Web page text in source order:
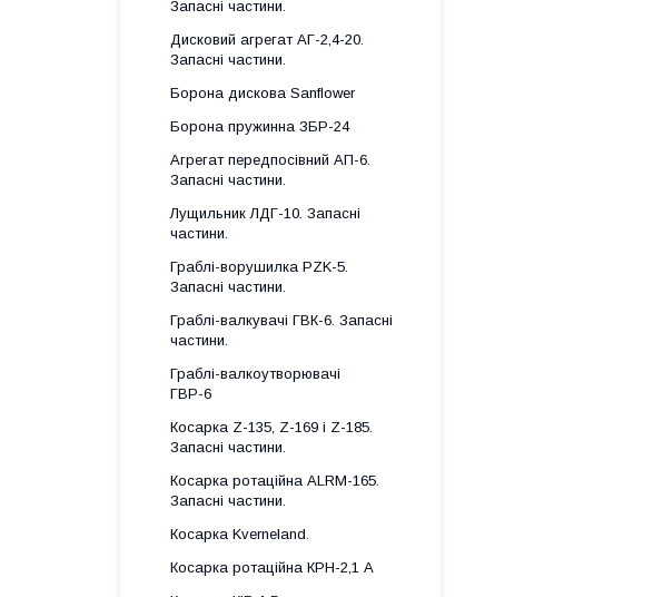
Запасні частини.
Дисковий агрегат АГ-2,4-20.
Запасні частини.
Борона дискова Sanflower
Борона пружинна ЗБР-24
Агрегат передпосівний АП-6.
Запасні частини.
Лущильник ЛДГ-10. Запасні
частини.
Граблі-ворушилка PZK-5.
Запасні частини.
Граблі-валкувачі ГВК-6. Запасні
частини.
Граблі-валкоутворювачі
ГВР-6
Косарка Z-135, Z-169 і Z-185.
Запасні частини.
Косарка ротаційна ALRM-165.
Запасні частини.
Косарка Kverneland.
Косарка ротаційна КРН-2,1 А